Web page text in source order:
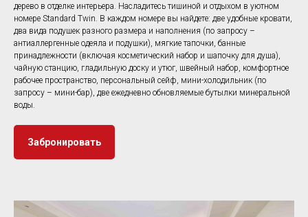
дерево в отделке интерьера. Насладитесь тишиной и отдыхом в уютном
номере Standard Twin. В каждом номере вы найдете: две удобные кровати,
два вида подушек разного размера и наполнения (по запросу –
антиаллергенные одеяла и подушки), мягкие тапочки, банные
принадлежности (включая косметический набор и шапочку для душа),
чайную станцию, гладильную доску и утюг, швейный набор, комфортное
рабочее пространство, персональный сейф, мини-холодильник (по
запросу – мини-бар), две ежедневно обновляемые бутылки минеральной
воды.
Забронировать